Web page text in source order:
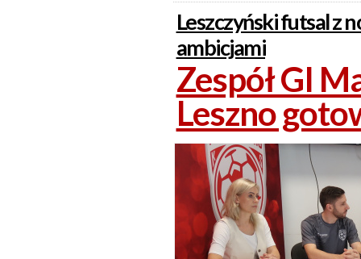
Leszczyński futsal z
ambicjami
Zespół GI
Leszno